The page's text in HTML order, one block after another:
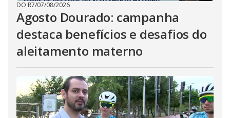
DO R7/07/08/2026
Agosto Dourado: campanha
destaca benefícios e desafios do
aleitamento materno